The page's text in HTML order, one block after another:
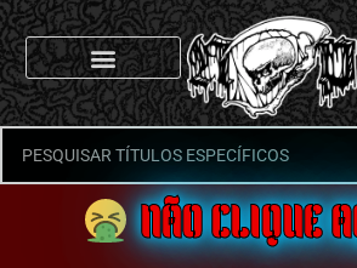
NÃO CLIQUE